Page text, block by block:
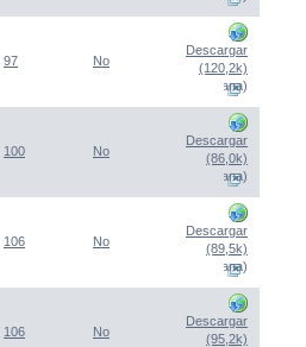
97 No
Descargar
(120,2k)
(Abre una nueva ventana)
100 No
Descargar
(86,0k)
(Abre una nueva ventana)
106 No
Descargar
(89,5k)
(Abre una nueva ventana)
106 No
Descargar
(95,2k)